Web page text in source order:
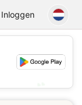
Inloggen